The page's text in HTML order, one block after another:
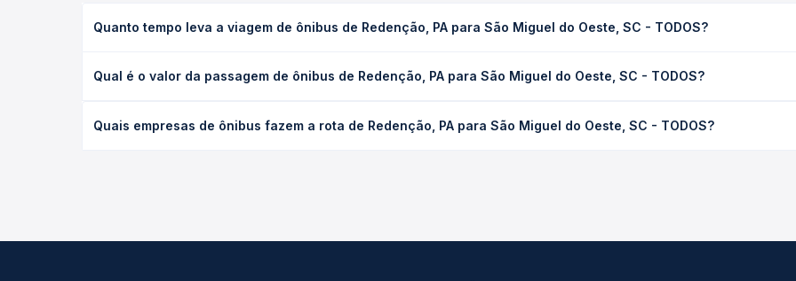
Quanto tempo leva a viagem de ônibus de Redenção, PA para São Miguel do Oeste, SC - TODOS?
(convencional, executivo ou leito) e as condições de tráfego. Na Quero Passagem você consulta os horários
Qual é o valor da passagem de ônibus de Redenção, PA para São Miguel do Oeste, SC - TODOS?
tipo de poltrona e a antecedência da compra. Na Quero Passagem você compara os preços de todas as viações em
Quais empresas de ônibus fazem a rota de Redenção, PA para São Miguel do Oeste, SC - TODOS?